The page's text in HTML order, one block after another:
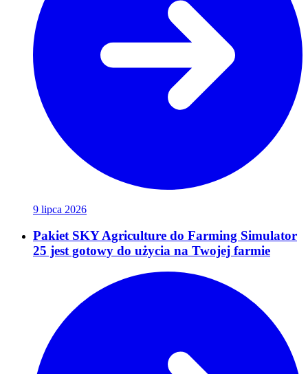
9 lipca 2026
Pakiet SKY Agriculture do Farming Simulator
25 jest gotowy do użycia na Twojej farmie